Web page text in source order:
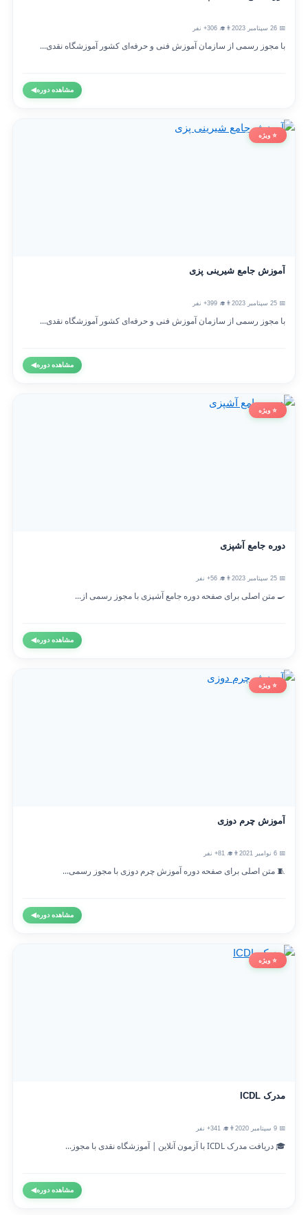
👨‍🎓 306+ نفر
با مجوز رسمی از سازمان آموزش فنی و حرفه‌ای کشور آموزشگاه نقدی...
مشاهده دوره◀
⭐ ویژه
آموزش جامع شیرینی پزی
👨‍🎓 399+ نفر
با مجوز رسمی از سازمان آموزش فنی و حرفه‌ای کشور آموزشگاه نقدی...
مشاهده دوره◀
⭐ ویژه
دوره جامع آشپزی
👨‍🎓 56+ نفر
🍳 متن اصلی برای صفحه دوره جامع آشپزی با مجوز رسمی از...
مشاهده دوره◀
⭐ ویژه
آموزش چرم دوزی
👨‍🎓 81+ نفر
🧵 متن اصلی برای صفحه دوره آموزش چرم دوزی با مجوز رسمی...
مشاهده دوره◀
⭐ ویژه
مدرک ICDL
👨‍🎓 341+ نفر
🎓 دریافت مدرک ICDL با آزمون آنلاین | آموزشگاه نقدی با مجوز...
مشاهده دوره◀